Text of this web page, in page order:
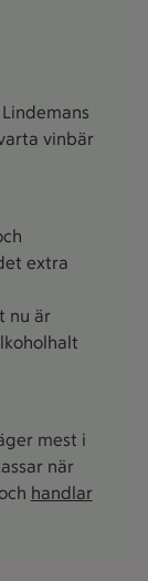
vinbär
extra
nu är
mest i
när
handlar